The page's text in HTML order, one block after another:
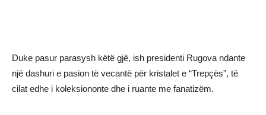
Duke pasur parasysh këtë gjë, ish presidenti Rugova ndante
një dashuri e pasion të vecantë për kristalet e “Trepçës”, të
cilat edhe i koleksiononte dhe i ruante me fanatizëm.